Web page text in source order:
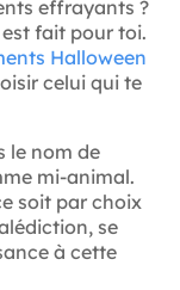
effrayants ?
est fait pour toi.
Halloween
celui qui te
le nom de
mi-animal.
soit par choix
se
à cette